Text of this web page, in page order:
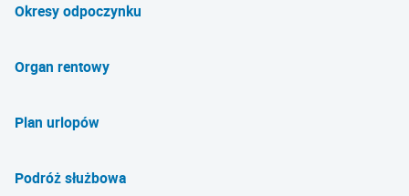
Okresy odpoczynku
Organ rentowy
Plan urlopów
Podróż służbowa